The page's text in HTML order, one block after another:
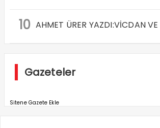
10 AHMET ÜRER YAZDI:VİCDAN
Gazeteler
Sitene Gazete Ekle